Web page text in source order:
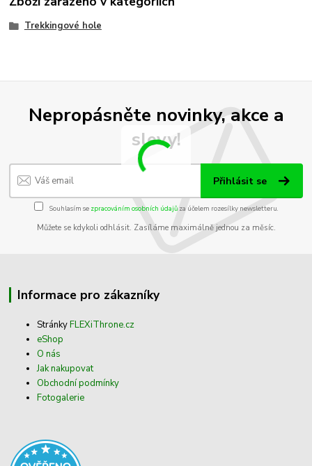
Trekkingové hole
Nepropásněte novinky, akce a
slevy!
Přihlásit se
Souhlasím se zpracováním osobních údajůza účelem rozesílky newsletteru.
Můžete se kdykoli odhlásit. Zasíláme maximálně jednou za měsíc.
Informace pro zákazníky
StránkyFLEXiThrone.cz
eShop
O nás
Jak nakupovat
Obchodní podmínky
Fotogalerie